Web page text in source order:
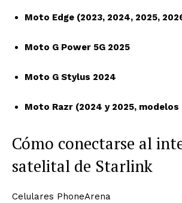
Moto Edge (2023, 2024, 2025,
Moto G Power 5G 2025
Moto G Stylus 2024
Moto Razr (2024 y 2025,
Cómo conectarse al
satelital de Starlink
Celulares PhoneArena